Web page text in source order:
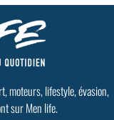
moteurs, lifestyle, évasion,
sur Men life.